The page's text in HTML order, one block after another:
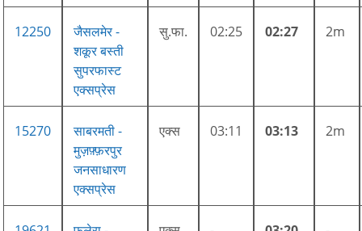
12250
जैसलमेर -
शकूर बस्ती
सुपरफास्ट
एक्सप्रेस
सु.फा. 02:25 02:27 2m
15270
साबरमती -
मुज़फ़्फ़रपुर
जनसाधारण
एक्सप्रेस
एक्स 03:11 03:13 2m